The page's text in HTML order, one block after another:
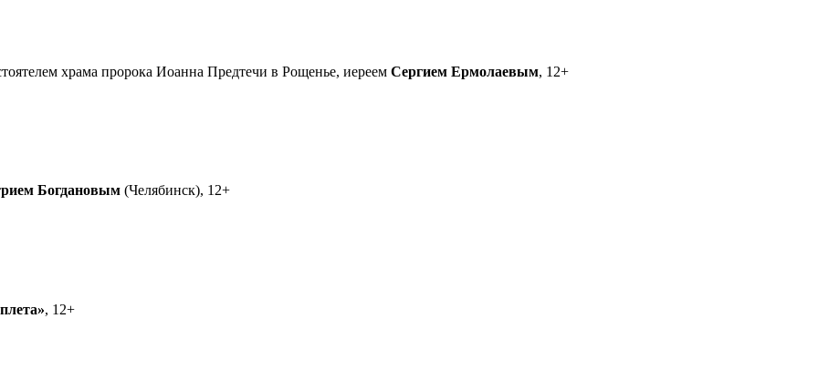
храма пророка Иоанна Предтечи в Рощенье, иереем Сергием Ермолаевым, 12+
Богдановым (Челябинск), 12+
, 12+